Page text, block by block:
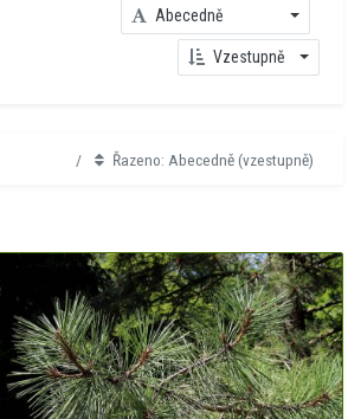
Abecedně
Vzestupně
Řazeno: Abecedně (vzestupně)